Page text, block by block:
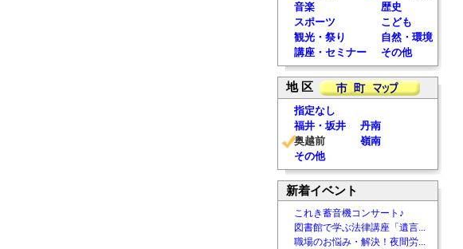
音楽
歴史
スポーツ
こども
観光・祭り
自然・環境
講座・セミナー
その他
地 区
指定なし
福井・坂井
丹南
奥越前
嶺南
その他
新着イベント
これき蓄音機コンサート♪
図書館で学ぶ法律講座「遺言...
職場のお悩み・解決！夜間労...